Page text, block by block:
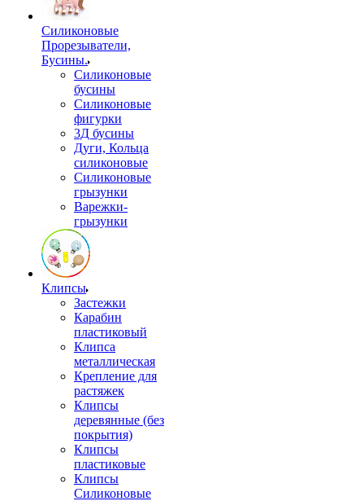
Силиконовые
Прорезыватели,
Бусины.
Силиконовые
бусины
Силиконовые
фигурки
3Д бусины
Дуги, Кольца
силиконовые
Силиконовые
грызунки
Варежки-
грызунки
Клипсы
Застежки
Карабин
пластиковый
Клипса
металлическая
Крепление для
растяжек
Клипсы
деревянные (без
покрытия)
Клипсы
пластиковые
Клипсы
Силиконовые